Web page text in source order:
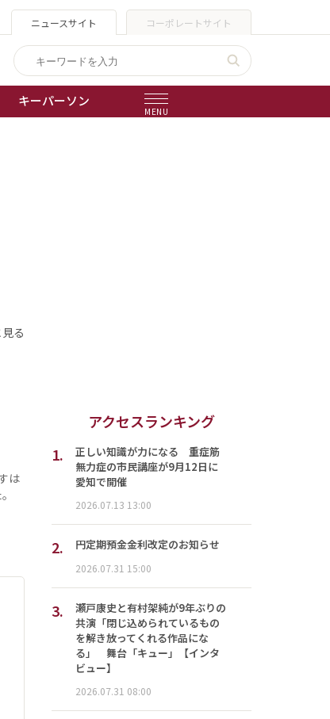
ニュースサイト コーポレートサイト
キーパーソン
MENU
る
は
アクセスランキング
1.
正しい知識が力になる 重症筋
無力症の市民講座が9月12日に
愛知で開催
2026.07.13 13:00
2. 円定期預金金利改定のお知らせ
2026.07.31 15:00
3.
瀬戸康史と有村架純が9年ぶりの
共演「閉じ込められているもの
を解き放ってくれる作品にな
る」 舞台「キュー」【インタ
ビュー】
2026.07.31 08:00